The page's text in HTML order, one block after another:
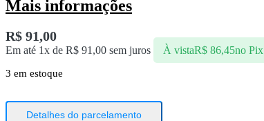
Mais informações
R$ 91,00
Em até 1x de R$ 91,00 sem juros À vistaR$86,45no Pix
3 em estoque
Detalhes do parcelamento